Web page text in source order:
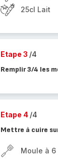
25cl Lait
Etape 3 /4
Remplir 3/4 les
Etape 4 /4
Mettre à cuire
Moule à